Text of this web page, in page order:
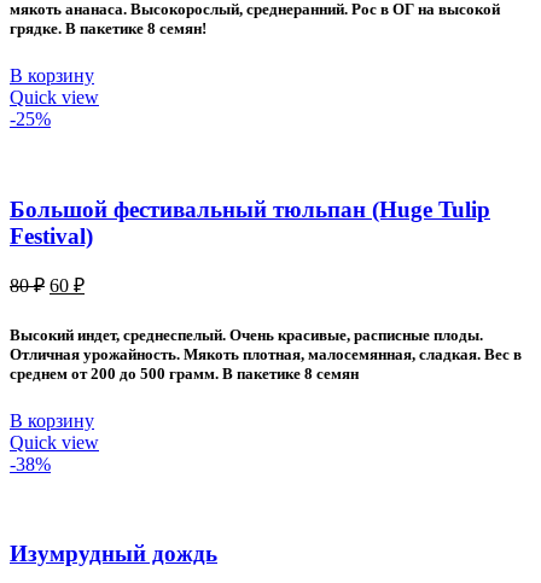
мякоть ананаса. Высокорослый, среднеранний. Рос в ОГ на высокой
грядке. В пакетике 8 семян!
В корзину
Quick view
-25%
Большой фестивальный тюльпан (Huge Tulip
Festival)
80₽ Первоначальная
80 ₽.
60 ₽Текущая
Высокий индет, среднеспелый. Очень красивые, расписные плоды.
Отличная урожайность. Мякоть плотная, малосемянная, сладкая. Вес в
среднем от 200 до 500 грамм. В пакетике 8 семян
В корзину
Quick view
-38%
Изумрудный дождь